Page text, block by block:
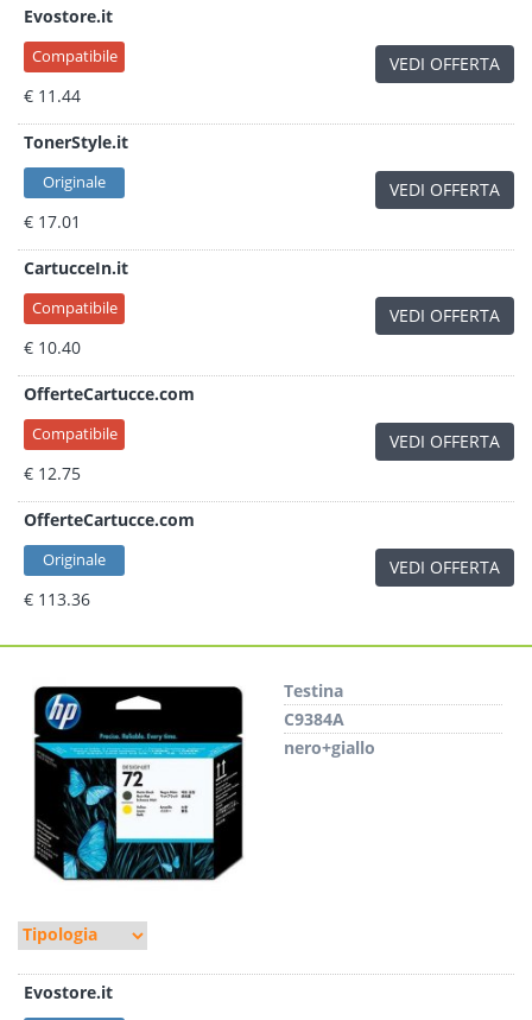
Evostore.it
Compatibile
€ 11.44
VEDI OFFERTA
TonerStyle.it
Originale
€ 17.01
VEDI OFFERTA
CartucceIn.it
Compatibile
€ 10.40
VEDI OFFERTA
OfferteCartucce.com
Compatibile
€ 12.75
VEDI OFFERTA
OfferteCartucce.com
Originale
€ 113.36
VEDI OFFERTA
Testina
C9384A
nero+giallo
Evostore.it